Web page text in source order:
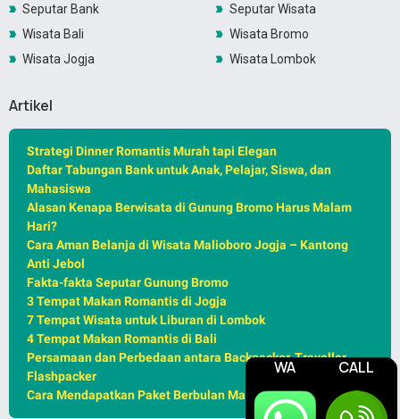
WA CALL
Seputar Bank
Seputar Wisata
Wisata Bali
Wisata Bromo
Wisata Jogja
Wisata Lombok
Artikel
Strategi Dinner Romantis Murah tapi Elegan
Daftar Tabungan Bank untuk Anak, Pelajar, Siswa, dan
Mahasiswa
Alasan Kenapa Berwisata di Gunung Bromo Harus Malam
Hari?
Cara Aman Belanja di Wisata Malioboro Jogja – Kantong
Anti Jebol
Fakta-fakta Seputar Gunung Bromo
3 Tempat Makan Romantis di Jogja
7 Tempat Wisata untuk Liburan di Lombok
4 Tempat Makan Romantis di Bali
Persamaan dan Perbedaan antara Backpacker, Traveller,
Flashpacker
Cara Mendapatkan Paket Berbulan Madu Murah